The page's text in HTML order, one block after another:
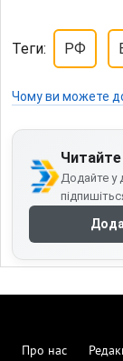
Теги: РФ
Чому ви можете
Додайте у
Про нас